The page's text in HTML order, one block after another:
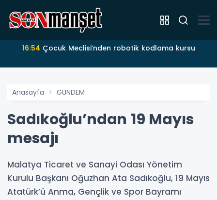
16:54 Çocuk Meclisi’nden robotik kodlama kursu
Anasayfa GÜNDEM
Sadıkoğlu’ndan 19 Mayıs
mesajı
Malatya Ticaret ve Sanayi Odası Yönetim
Kurulu Başkanı Oğuzhan Ata Sadıkoğlu, 19 Mayıs
Atatürk’ü Anma, Gençlik ve Spor Bayramı